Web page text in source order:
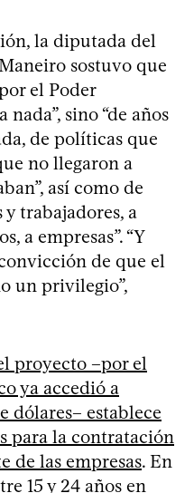
la diputada del
sostuvo que
el Poder
sino “de años
de políticas que
no llegaron a
así como de
y trabajadores, a
a empresas”. “Y
de que el
un privilegio”,
proyecto –por el
ya accedió a
dólares– establece
para la contratación
de las empresas. En
15 y 24 años en